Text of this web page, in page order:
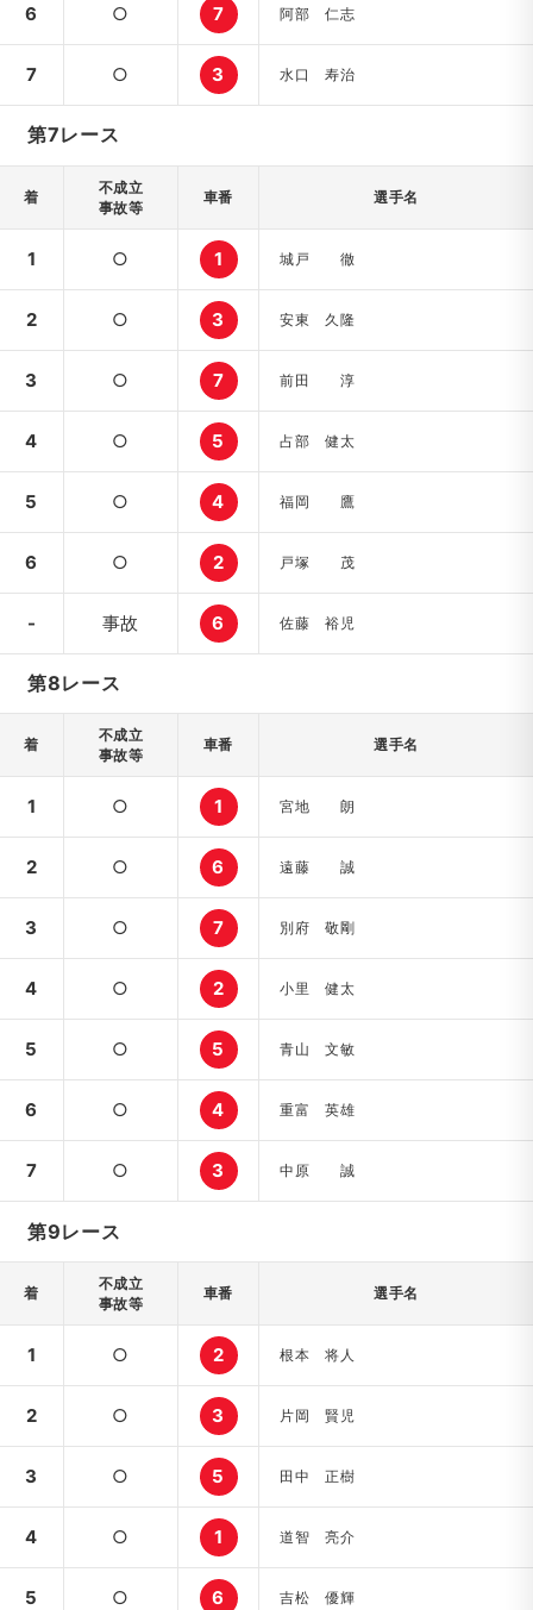
6 ○ 7 阿部 仁志
7 ○ 3 水口 寿治
第7レース
着
不成立
事故等
車番 選手名
1 ○ 1 城戸 徹
2 ○ 3 安東 久隆
3 ○ 7 前田 淳
4 ○ 5 占部 健太
5 ○ 4 福岡 鷹
6 ○ 2 戸塚 茂
- 事故 6 佐藤 裕児
第8レース
着
不成立
事故等
車番 選手名
1 ○ 1 宮地 朗
2 ○ 6 遠藤 誠
3 ○ 7 別府 敬剛
4 ○ 2 小里 健太
5 ○ 5 青山 文敏
6 ○ 4 重富 英雄
7 ○ 3 中原 誠
第9レース
着
不成立
事故等
車番 選手名
1 ○ 2 根本 将人
2 ○ 3 片岡 賢児
3 ○ 5 田中 正樹
4 ○ 1 道智 亮介
5 ○ 6 吉松 優輝